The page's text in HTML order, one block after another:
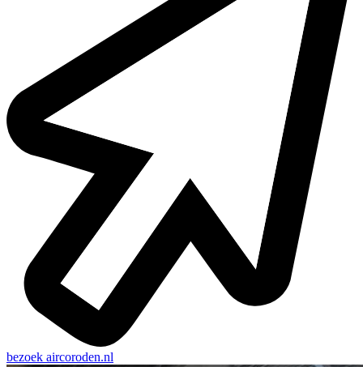
bezoek aircoroden.nl